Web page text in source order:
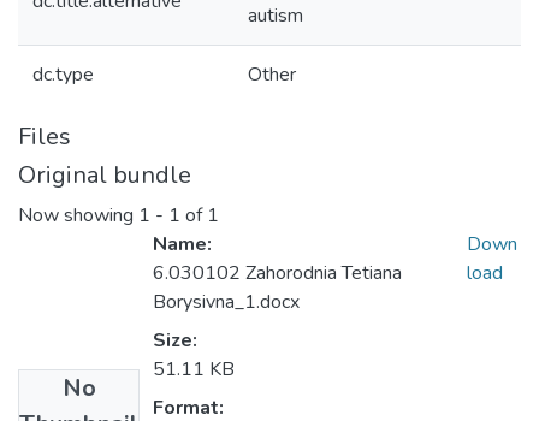
autism
dc.type Other
Files
Original bundle
Now showing 1 - 1 of 1
No
Name:
6.030102 Zahorodnia Tetiana
Borysivna_1.docx
Size:
51.11 KB
Format:
Down
load